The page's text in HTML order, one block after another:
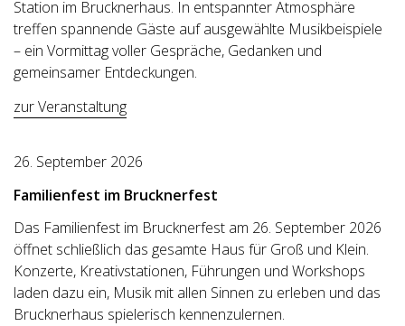
Station im Brucknerhaus. In entspannter Atmosphäre
treffen spannende Gäste auf ausgewählte Musikbeispiele
– ein Vormittag voller Gespräche, Gedanken und
gemeinsamer Entdeckungen.
zur Veranstaltung
26. September 2026
Familienfest im Brucknerfest
Das Familienfest im Brucknerfest am 26. September 2026
öffnet schließlich das gesamte Haus für Groß und Klein.
Konzerte, Kreativstationen, Führungen und Workshops
laden dazu ein, Musik mit allen Sinnen zu erleben und das
Brucknerhaus spielerisch kennenzulernen.